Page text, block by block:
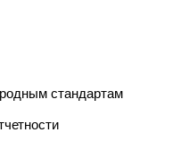
стандартам